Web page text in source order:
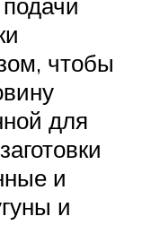
чтобы
для
и
и